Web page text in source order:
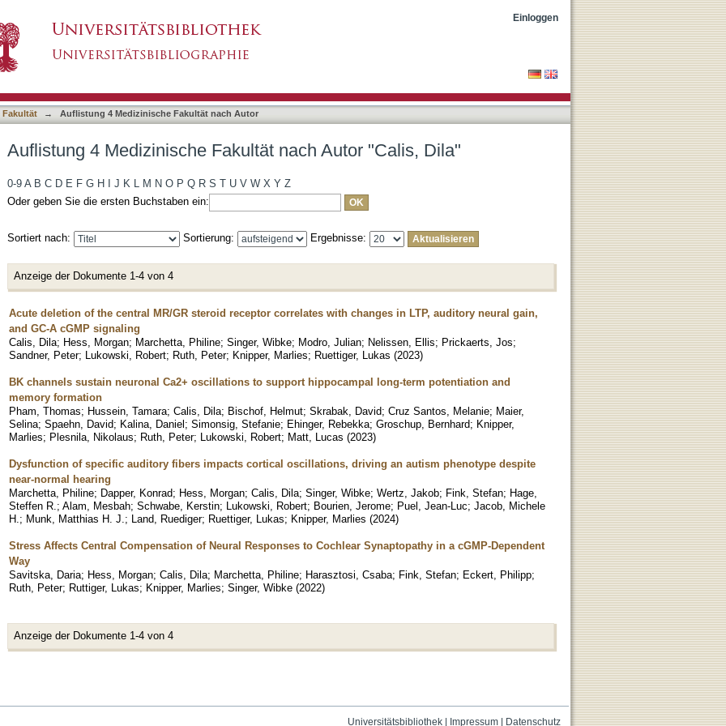
Einloggen
Fakultät → Auflistung 4 Medizinische Fakultät nach Autor
Auflistung 4 Medizinische Fakultät nach Autor "Calis, Dila"
0-9 A B C D E F G H J K L M N O P Q R S T U V W X Y Z
Oder geben Sie die ersten Buchstaben ein:
Sortiert nach: Sortierung: Ergebnisse:
Anzeige der Dokumente 1-4 von 4
Acute deletion of the central MR/GR steroid receptor correlates with changes in LTP, auditory neural gain,
and GC-A cGMP signaling
Calis, Dila; Hess, Morgan; Marchetta, Philine; Singer, Wibke; Modro, Julian; Nelissen, Ellis; Prickaerts, Jos;
Sandner, Peter; Lukowski, Robert; Ruth, Peter; Knipper, Marlies; Ruettiger, Lukas (2023)
BK channels sustain neuronal Ca2+ oscillations to support hippocampal long-term potentiation and
memory formation
Pham, Thomas; Hussein, Tamara; Calis, Dila; Bischof, Helmut; Skrabak, David; Cruz Santos, Melanie; Maier,
Selina; Spaehn, David; Kalina, Daniel; Simonsig, Stefanie; Ehinger, Rebekka; Groschup, Bernhard; Knipper,
Marlies; Plesnila, Nikolaus; Ruth, Peter; Lukowski, Robert; Matt, Lucas (2023)
Dysfunction of specific auditory fibers impacts cortical oscillations, driving an autism phenotype despite
near-normal hearing
Marchetta, Philine; Dapper, Konrad; Hess, Morgan; Calis, Dila; Singer, Wibke; Wertz, Jakob; Fink, Stefan; Hage,
Steffen R. ; Alam, Mesbah; Schwabe, Kerstin; Lukowski, Robert; Bourien, Jerome; Puel, Jean-Luc; Jacob, Michele
H. ; Munk, Matthias H. J. ; Land, Ruediger; Ruettiger, Lukas; Knipper, Marlies (2024)
Stress Affects Central Compensation of Neural Responses to Cochlear Synaptopathy in a cGMP-Dependent
Way
Savitska, Daria; Hess, Morgan; Calis, Dila; Marchetta, Philine; Harasztosi, Csaba; Fink, Stefan; Eckert, Philipp;
Ruth, Peter; Ruttiger, Lukas; Knipper, Marlies; Singer, Wibke (2022)
Anzeige der Dokumente 1-4 von 4
Universitätsbibliothek| Impressum| Datenschutz